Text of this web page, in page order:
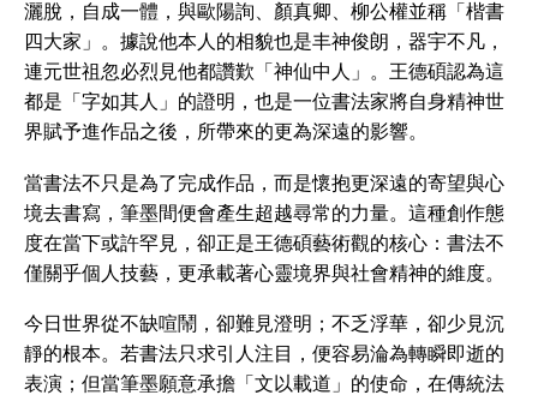
灑脫，自成一體，與歐陽詢、顏真卿、柳公權並稱「楷書
四大家」。據說他本人的相貌也是丰神俊朗，器宇不凡，
連元世祖忽必烈見他都讚歎「神仙中人」。王德碩認為這
都是「字如其人」的證明，也是一位書法家將自身精神世
界賦予進作品之後，所帶來的更為深遠的影響。
當書法不只是為了完成作品，而是懷抱更深遠的寄望與心
境去書寫，筆墨間便會產生超越尋常的力量。這種創作態
度在當下或許罕見，卻正是王德碩藝術觀的核心：書法不
僅關乎個人技藝，更承載著心靈境界與社會精神的維度。
今日世界從不缺喧鬧，卻難見澄明；不乏浮華，卻少見沉
靜的根本。若書法只求引人注目，便容易淪為轉瞬即逝的
表演；但當筆墨願意承擔「文以載道」的使命，在傳統法